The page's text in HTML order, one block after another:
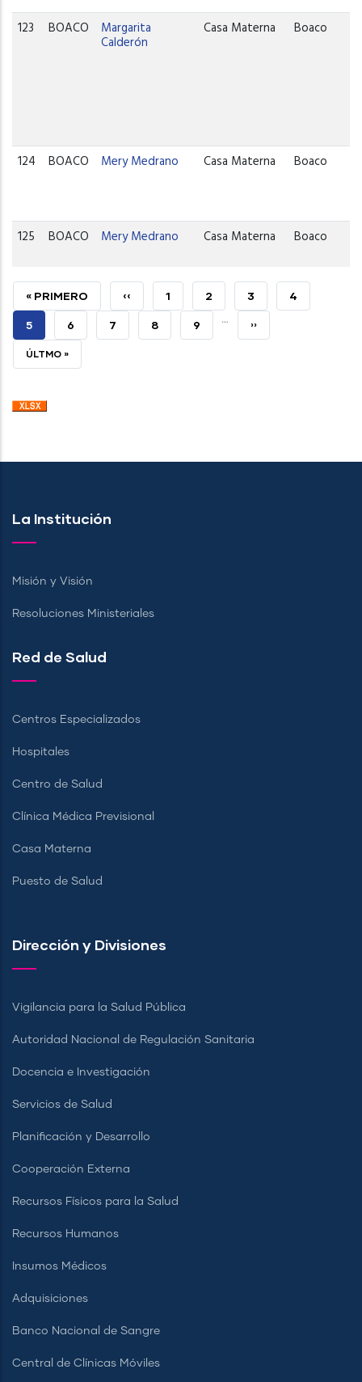
123 BOACO Margarita
Calderón
Casa Materna Boaco
124 BOACO Mery Medrano Casa Materna Boaco
125 BOACO Mery Medrano Casa Materna Boaco
PRIMERA
PÁGINA
« PRIMERO
PÁGINA
ANTERIOR
‹‹ PAGE
1 PAGE
2 PAGE
3 PAGE
4
PÁGINA
ACTUAL
5 PAGE
6 PAGE
7 PAGE
8 PAGE
9 … SIGUIENTE
››
ÚLTIMA
ÚLTMO »
La Institución
Misión y Visión
Resoluciones Ministeriales
Red de Salud
Centros Especializados
Hospitales
Centro de Salud
Clínica Médica Previsional
Casa Materna
Puesto de Salud
Dirección y Divisiones
Vigilancia para la Salud Pública
Autoridad Nacional de Regulación Sanitaria
Docencia e Investigación
Servicios de Salud
Planificación y Desarrollo
Cooperación Externa
Recursos Físicos para la Salud
Recursos Humanos
Insumos Médicos
Adquisiciones
Banco Nacional de Sangre
Central de Clínicas Móviles